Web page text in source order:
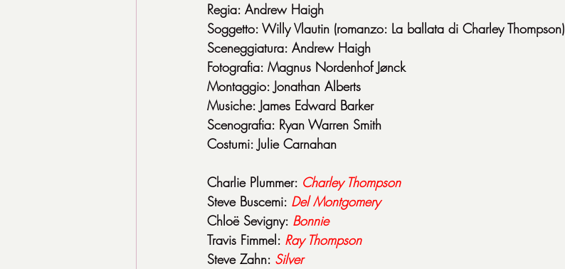
Regia: Andrew Haigh
Soggetto: Willy Vlautin (romanzo: La ballata di Charley Thompson)
Sceneggiatura: Andrew Haigh
Fotografia: Magnus Nordenhof Jønck
Montaggio: Jonathan Alberts
Musiche: James Edward Barker
Scenografia: Ryan Warren Smith
Costumi: Julie Carnahan
Charlie Plummer: Charley Thompson
Steve Buscemi: Del Montgomery
Chloë Sevigny: Bonnie
Travis Fimmel: Ray Thompson
Steve Zahn: Silver